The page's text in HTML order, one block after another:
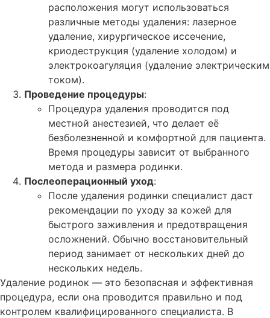
расположения могут использоваться
различные методы удаления: лазерное
удаление, хирургическое иссечение,
криодеструкция (удаление холодом) и
электрокоагуляция (удаление электрическим
током).
Проведение процедуры:
Процедура удаления проводится под
местной анестезией, что делает её
безболезненной и комфортной для пациента.
Время процедуры зависит от выбранного
метода и размера родинки.
Послеоперационный уход:
После удаления родинки специалист даст
рекомендации по уходу за кожей для
быстрого заживления и предотвращения
осложнений. Обычно восстановительный
период занимает от нескольких дней до
нескольких недель.
Удаление родинок — это безопасная и эффективная
процедура, если она проводится правильно и под
контролем квалифицированного специалиста. В